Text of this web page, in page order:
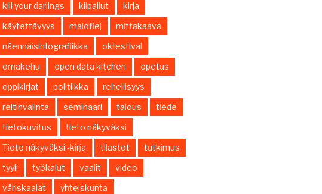
kill your darlings
kilpailut
kirja
käytettävyys
malofiej
mittakaava
näennäisinfografiikka
okfestival
omakehu
open data kitchen
opetus
oppikirjat
politiikka
rehellisyys
reitinvalinta
seminaari talous
tiede
tietokuvitus
tieto näkyväksi
Tieto näkyväksi -kirja
tilastot
tutkimus
tyyli
työkalut vaalit
video
väriskaalat
yhteiskunta